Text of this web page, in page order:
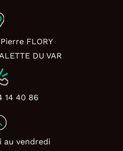
FLORY
DU VAR
14 40 86
au vendredi